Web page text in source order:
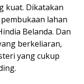
kuat. Dikatakan
lahan
Belanda. Dan
berkeliaran,
yang cukup